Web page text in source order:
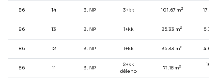
B6 14 3. NP 3+kk 101.67 m2 17.74
B6 13 3. NP 1+kk 35.33 m2 5.74
B6 12 3. NP 1+kk 35.33 m2 4.66
B6 11 3. NP
2+kk
děleno
71.18 m2